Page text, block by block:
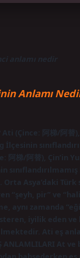
anlamı nedir
Anlamı
(Çince: 阿梯/阿替),
İlçesinin
阿梯/阿替), Çin’in
Orta Asya’daki Türk
“şeyh, pir” ve
aynı zamanda
iyilik eden ve
Ati eş
ANLAMLILARI At